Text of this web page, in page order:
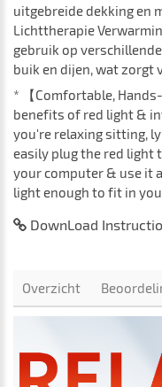
uitgebreide dekking en
Lichttherapie
gebruik op
buik en dijen, wat zorgt
* 【Comfortable,
benefits of red light &
you're relaxing sitting,
easily plug the red
your computer & use it
light enough to fit in
DownLoad
Overzicht